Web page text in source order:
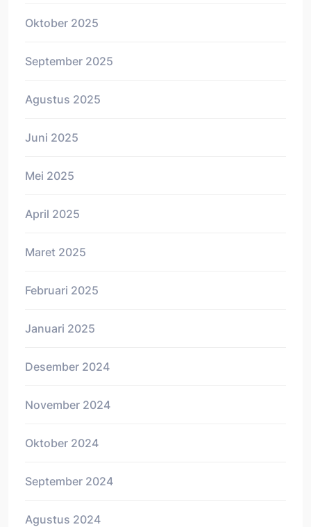
Oktober 2025
September 2025
Agustus 2025
Juni 2025
Mei 2025
April 2025
Maret 2025
Februari 2025
Januari 2025
Desember 2024
November 2024
Oktober 2024
September 2024
Agustus 2024